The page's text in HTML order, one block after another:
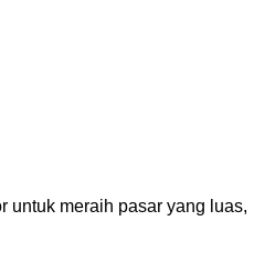
untuk meraih pasar yang luas,